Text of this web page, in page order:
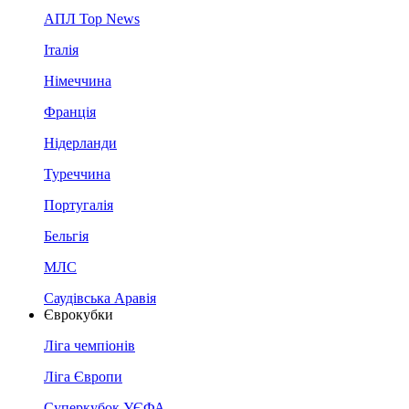
АПЛ Top News
Італія
Німеччина
Франція
Нідерланди
Туреччина
Португалія
Бельгія
МЛС
Саудівська Аравія
Єврокубки
Ліга чемпіонів
Ліга Європи